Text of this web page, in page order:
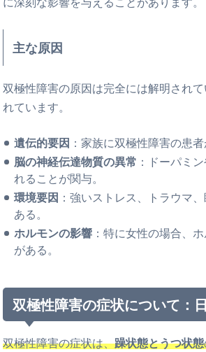
主な原因
双極性障害の原因は完全には解明され
れています。
遺伝的要因 ：家族に双極性障害の患
脳の神経伝達物質の異常 ：ドーパミ
れることが関与。
環境要因 ：強いストレス、トラウマ
ある。
ホルモンの影響 ：特に女性の場合、
がある。
双極性障害の症状について：
双極性障害の症状は、躁状態とうつ状態